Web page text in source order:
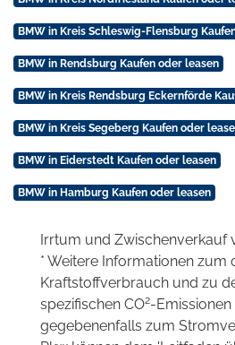
BMW in Kreis Schleswig-Flensburg
BMW in Rendsburg Kaufen oder leasen
BMW in Kreis Rendsburg Eckernförde
BMW in Kreis Segeberg Kaufen oder
BMW in Eiderstedt Kaufen oder leasen
BMW in Hamburg Kaufen oder leasen
Irrtum und Zwischenverkauf
* Weitere Informationen zum
Kraftstoffverbrauch und zu
spezifischen CO2-Emissionen
gegebenenfalls zum